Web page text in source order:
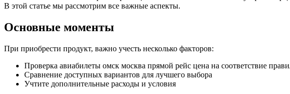
В этой статье мы рассмотрим все важные аспекты.
Основные моменты
При приобрести продукт, важно учесть несколько факторов:
Проверка авиабилеты омск москва прямой рейс цена на соответствие
Сравнение доступных вариантов для лучшего выбора
Учтите дополнительные расходы и условия